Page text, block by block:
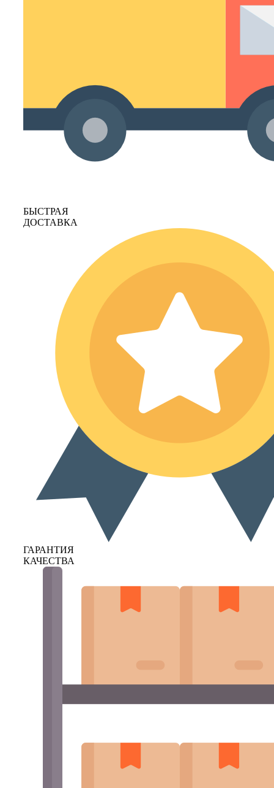
БЫСТРАЯ
ДОСТАВКА
ГАРАНТИЯ
КАЧЕСТВА